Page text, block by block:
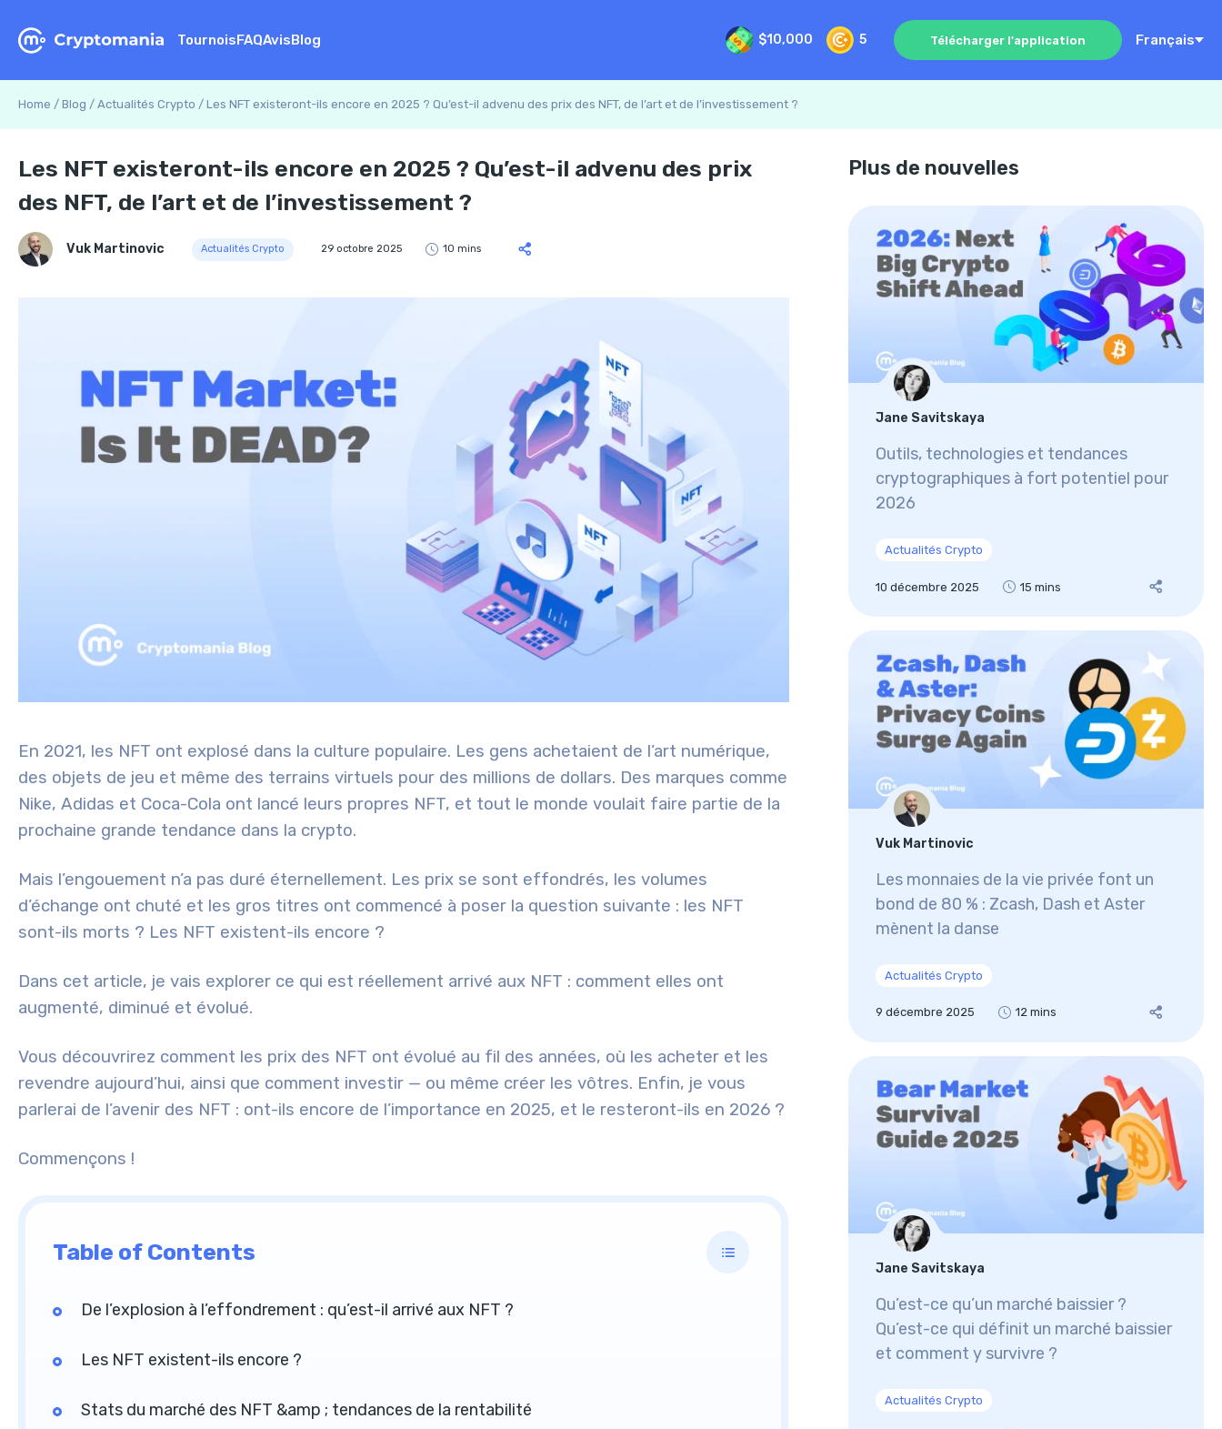
TournoisFAQAvisBlog $10,000 5 Télécharger l'application Français
Home / Blog / Actualités Crypto / Les NFT existeront-ils encore en 2025 ? Qu’est-il advenu des prix des NFT, de l’art et de l’investissement ?
Les NFT existeront-ils encore en 2025 ? Qu’est-il advenu des prix
des NFT, de l’art et de l’investissement ?
Vuk Martinovic Actualités Crypto 29 octobre 2025 10 mins
En 2021, les NFT ont explosé dans la culture populaire. Les gens achetaient de l’art numérique,
des objets de jeu et même des terrains virtuels pour des millions de dollars. Des marques comme
Nike, Adidas et Coca-Cola ont lancé leurs propres NFT, et tout le monde voulait faire partie de la
prochaine grande tendance dans la crypto.
Mais l’engouement n’a pas duré éternellement. Les prix se sont effondrés, les volumes
d’échange ont chuté et les gros titres ont commencé à poser la question suivante : les NFT
sont-ils morts ? Les NFT existent-ils encore ?
Dans cet article, je vais explorer ce qui est réellement arrivé aux NFT : comment elles ont
augmenté, diminué et évolué.
Vous découvrirez comment les prix des NFT ont évolué au fil des années, où les acheter et les
revendre aujourd’hui, ainsi que comment investir — ou même créer les vôtres. Enfin, je vous
parlerai de l’avenir des NFT : ont-ils encore de l’importance en 2025, et le resteront-ils en 2026 ?
Commençons !
Table of Contents
De l’explosion à l’effondrement : qu’est-il arrivé aux NFT ?
Les NFT existent-ils encore ?
Stats du marché des NFT &amp ; tendances de la rentabilité
Plus de nouvelles
Jane Savitskaya
Outils, technologies et tendances
cryptographiques à fort potentiel pour
2026
Actualités Crypto
10 décembre 2025 15 mins
Vuk Martinovic
Les monnaies de la vie privée font un
bond de 80 % : Zcash, Dash et Aster
mènent la danse
Actualités Crypto
9 décembre 2025 12 mins
Jane Savitskaya
Qu’est-ce qu’un marché baissier ?
Qu’est-ce qui définit un marché baissier
et comment y survivre ?
Actualités Crypto